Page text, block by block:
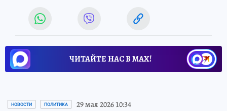
ЧИТАЙТЕ НАС В МАХ!
НОВОСТИ ПОЛИТИКА 29 мая 2026 10:34